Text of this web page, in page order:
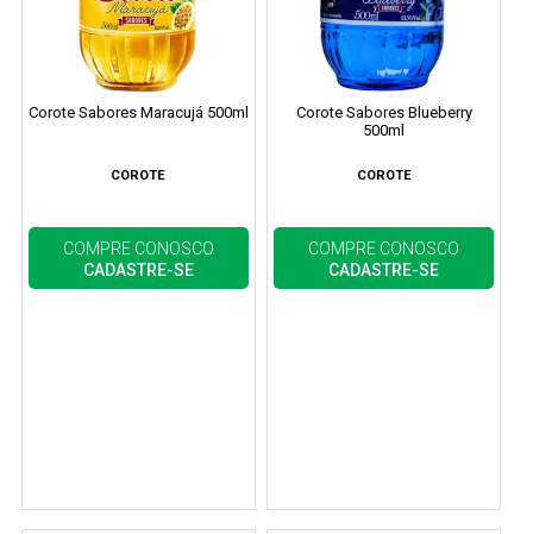
Corote Sabores Maracujá 500ml
COROTE
COMPRE CONOSCO
CADASTRE-SE
Corote Sabores Blueberry
500ml
COROTE
COMPRE CONOSCO
CADASTRE-SE